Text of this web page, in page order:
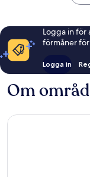
Logga in för
förmåner
Logga in
Om